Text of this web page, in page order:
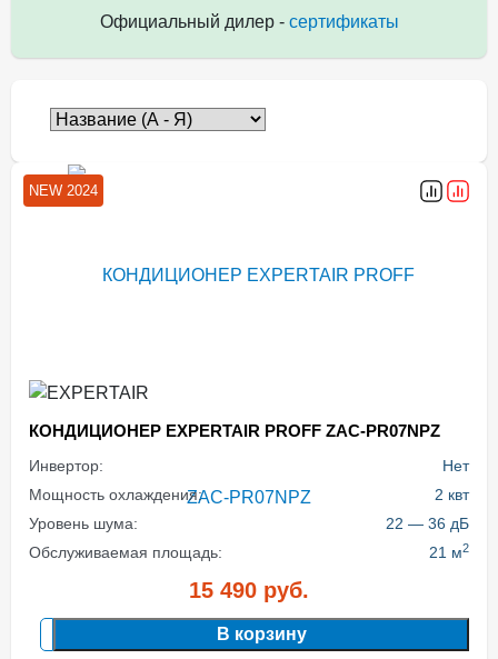
Официальный дилер - сертификаты
NEW 2024
КОНДИЦИОНЕР EXPERTAIR PROFF ZAC-PR07NPZ
Инвертор:
Нет
Мощность охлаждения:
2 квт
Уровень шума:
22 — 36 дБ
Обслуживаемая площадь:
21 м2
15 490 руб.
В корзину